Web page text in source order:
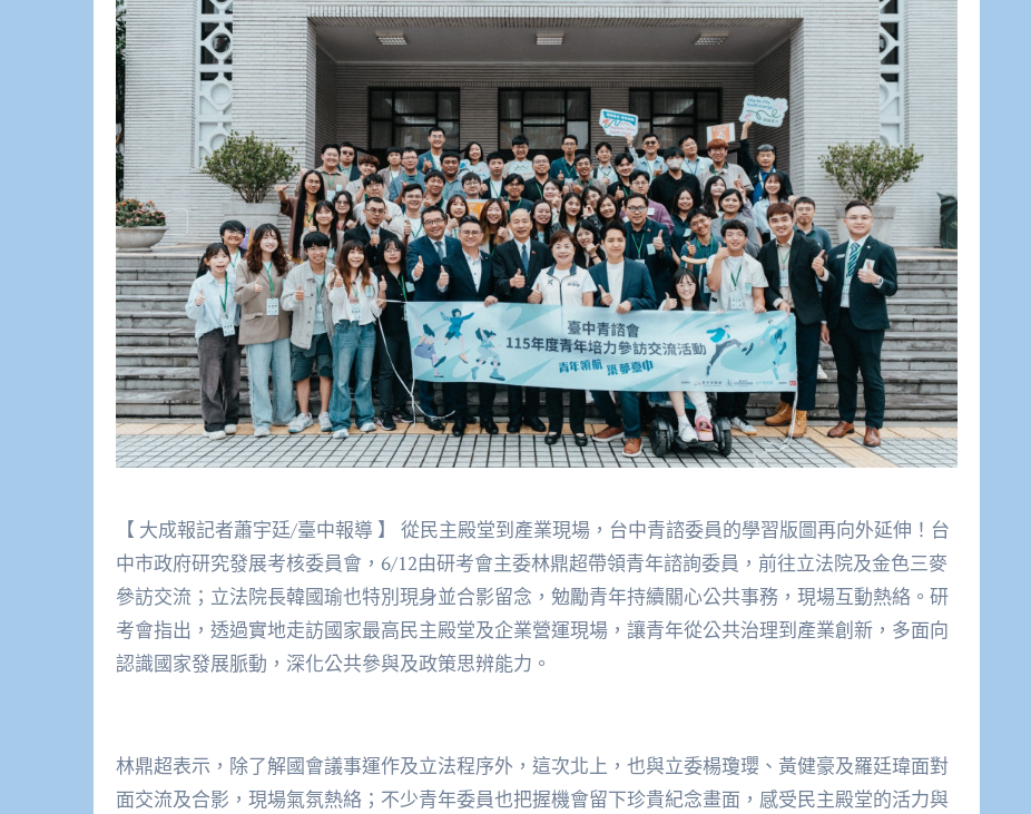
【 大成報記者蕭宇廷/臺中報導 】 從民主殿堂到產業現場，台中青諮委員的學習版圖再向外延伸！台
中市政府研究發展考核委員會，6/12由研考會主委林鼎超帶領青年諮詢委員，前往立法院及金色三麥
參訪交流；立法院長韓國瑜也特別現身並合影留念，勉勵青年持續關心公共事務，現場互動熱絡。研
考會指出，透過實地走訪國家最高民主殿堂及企業營運現場，讓青年從公共治理到產業創新，多面向
認識國家發展脈動，深化公共參與及政策思辨能力。
林鼎超表示，除了解國會議事運作及立法程序外，這次北上，也與立委楊瓊瓔、黃健豪及羅廷瑋面對
面交流及合影，現場氣氛熱絡；不少青年委員也把握機會留下珍貴紀念畫面，感受民主殿堂的活力與